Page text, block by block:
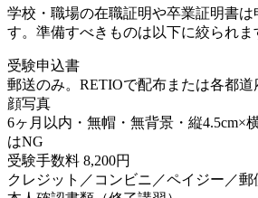
学校・職場の在職証明や卒業証明書
す。準備すべきものは以下に絞られま
受験申込書
郵送のみ。RETIOで配布または各都道
顔写真
6ヶ月以内・無帽・無背景・縦4.5cm×
はNG
受験手数料 8,200円
クレジット／コンビニ／ペイジー／